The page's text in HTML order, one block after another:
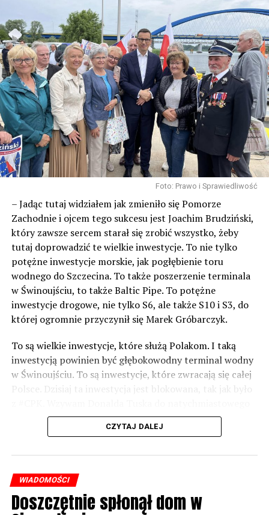
Foto: Prawo i Sprawiedliwość
– Jadąc tutaj widziałem jak zmieniło się Pomorze
Zachodnie i ojcem tego sukcesu jest Joachim Brudziński,
który zawsze sercem starał się zrobić wszystko, żeby
tutaj doprowadzić te wielkie inwestycje. To nie tylko
potężne inwestycje morskie, jak pogłębienie toru
wodnego do Szczecina. To także poszerzenie terminala
w Świnoujściu, to także Baltic Pipe. To potężne
inwestycje drogowe, nie tylko S6, ale także S10 i S3, do
której ogromnie przyczynił się Marek Gróbarczyk.
To są wielkie inwestycje, które służą Polakom. I taką
inwestycją powinien być głębokowodny terminal wodny
w Świnoujściu. To są inwestycje, które zwracają się całej
Polsce. Dzisiaj ta inwestycja jest blokowana, tak jak było
odblokowania CPK.
wykorzystać wspaniały potencjał Zachodniego Pomorza,
o którym śp. Lech Kaczyński powiedział, że jest naszą
racją stanu. Warto zagłosować na kandydatów PiS 9
czerwca, bo w Europarlamencie będą toczyły się
CZYTAJ DALEJ
WIADOMOŚCI
Doszczętnie spłonął dom w